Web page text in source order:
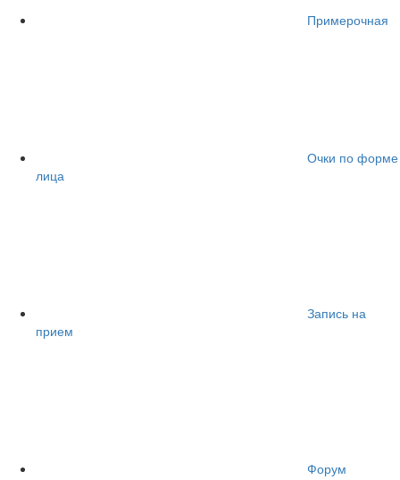
Примерочная
Очки по форме
лица
Запись на
прием
Форум